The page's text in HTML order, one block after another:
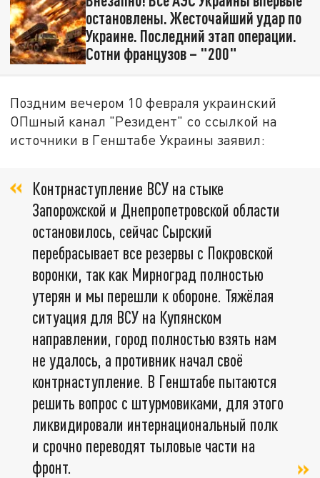
остановлены. Жесточайший удар по
Украине. Последний этап операции.
Сотни французов – "200"
Поздним вечером 10 февраля украинский
ОПшный канал "Резидент" со ссылкой на
источники в Генштабе Украины заявил:
Контрнаступление ВСУ на стыке
Запорожской и Днепропетровской области
остановилось, сейчас Сырский
перебрасывает все резервы с Покровской
воронки, так как Мирноград полностью
утерян и мы перешли к обороне. Тяжёлая
ситуация для ВСУ на Купянском
направлении, город полностью взять нам
не удалось, а противник начал своё
контрнаступление. В Генштабе пытаются
решить вопрос с штурмовиками, для этого
ликвидировали интернациональный полк
и срочно переводят тыловые части на
фронт.